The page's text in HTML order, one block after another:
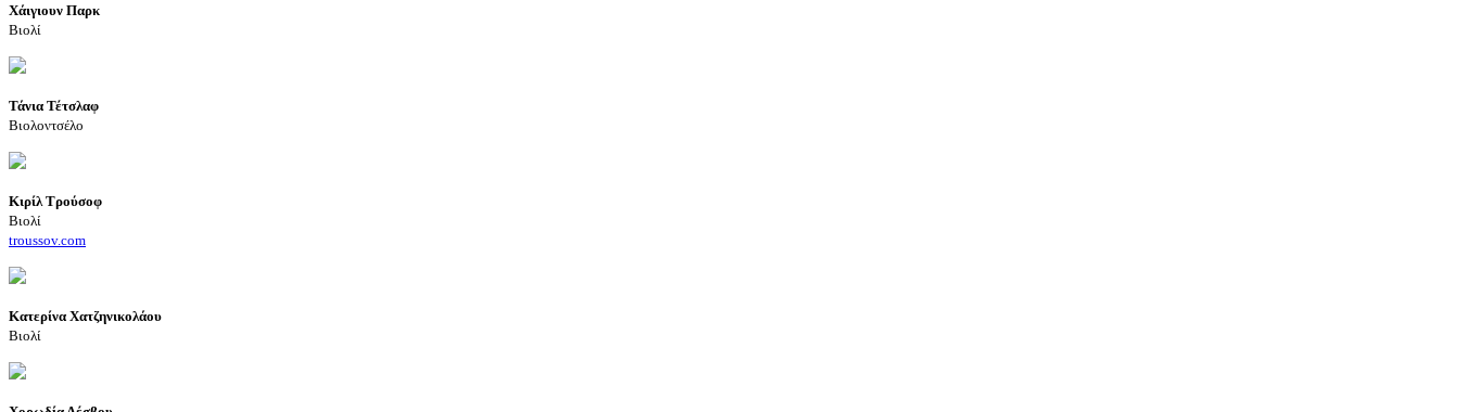
Χάιγιουν Παρκ
Βιολί
Τάνια Τέτσλαφ
Βιολοντσέλο
Κιρίλ Τρούσοφ
Βιολί
troussov.com
Κατερίνα Χατζηνικολάου
Βιολί